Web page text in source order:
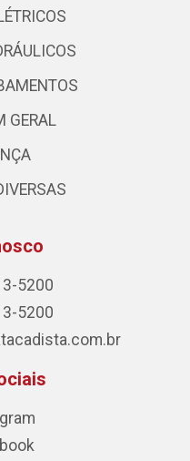
GERAL
5200
5200